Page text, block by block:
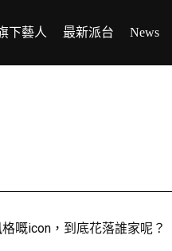
下藝人 最新派台 News
嘅icon，到底花落誰家呢？